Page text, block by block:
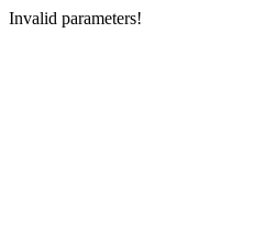
Invalid parameters!